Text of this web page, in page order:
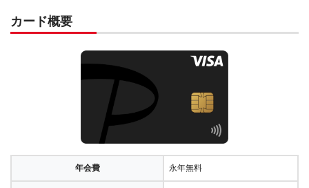
カード概要
年会費 永年無料